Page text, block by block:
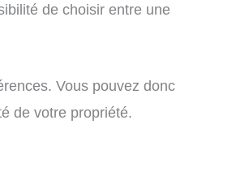
de choisir entre une
Vous pouvez donc
de votre propriété.